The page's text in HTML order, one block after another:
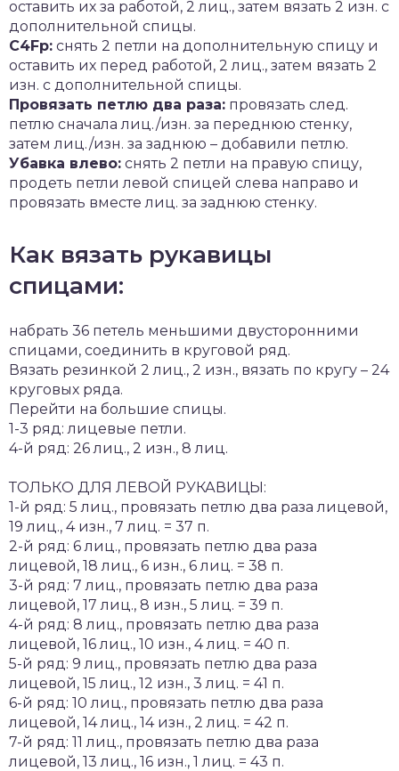
оставить их за работой, 2 лиц., затем вязать 2 изн. с
дополнительной спицы.
C4Fp: снять 2 петли на дополнительную спицу и
оставить их перед работой, 2 лиц., затем вязать 2
изн. с дополнительной спицы.
Провязать петлю два раза: провязать след.
петлю сначала лиц./изн. за переднюю стенку,
затем лиц./изн. за заднюю – добавили петлю.
Убавка влево: снять 2 петли на правую спицу,
продеть петли левой спицей слева направо и
провязать вместе лиц. за заднюю стенку.
Как вязать рукавицы
спицами:
набрать 36 петель меньшими двусторонними
спицами, соединить в круговой ряд.
Вязать резинкой 2 лиц., 2 изн., вязать по кругу – 24
круговых ряда.
Перейти на большие спицы.
1-3 ряд: лицевые петли.
4-й ряд: 26 лиц., 2 изн., 8 лиц.
ТОЛЬКО ДЛЯ ЛЕВОЙ РУКАВИЦЫ:
1-й ряд: 5 лиц., провязать петлю два раза лицевой,
19 лиц., 4 изн., 7 лиц. = 37 п.
2-й ряд: 6 лиц., провязать петлю два раза
лицевой, 18 лиц., 6 изн., 6 лиц. = 38 п.
3-й ряд: 7 лиц., провязать петлю два раза
лицевой, 17 лиц., 8 изн., 5 лиц. = 39 п.
4-й ряд: 8 лиц., провязать петлю два раза
лицевой, 16 лиц., 10 изн., 4 лиц. = 40 п.
5-й ряд: 9 лиц., провязать петлю два раза
лицевой, 15 лиц., 12 изн., 3 лиц. = 41 п.
6-й ряд: 10 лиц., провязать петлю два раза
лицевой, 14 лиц., 14 изн., 2 лиц. = 42 п.
7-й ряд: 11 лиц., провязать петлю два раза
лицевой, 13 лиц., 16 изн., 1 лиц. = 43 п.